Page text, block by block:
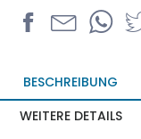
BESCHREIBUNG
WEITERE DETAILS